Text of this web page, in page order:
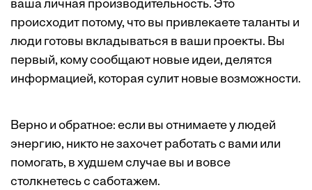
ваша личная производительность. Это
происходит потому, что вы привлекаете таланты и
люди готовы вкладываться в ваши проекты. Вы
первый, кому сообщают новые идеи, делятся
информацией, которая сулит новые возможности.
Верно и обратное: если вы отнимаете у людей
энергию, никто не захочет работать с вами или
помогать, в худшем случае вы и вовсе
столкнетесь с саботажем.